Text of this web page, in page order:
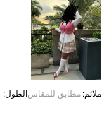
ملائم:مطابق للمقاسالطول: